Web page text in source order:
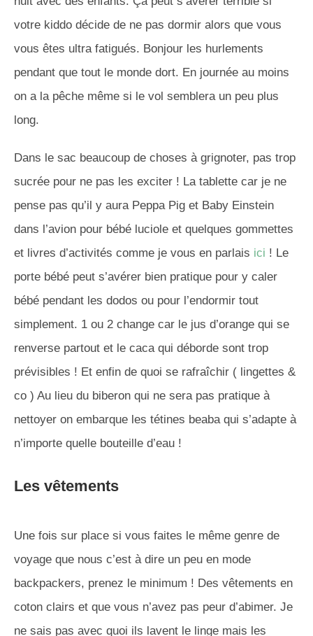
votre kiddo décide de ne pas dormir alors que vous
vous êtes ultra fatigués. Bonjour les hurlements
pendant que tout le monde dort. En journée au moins
on a la pêche même si le vol semblera un peu plus
long.
Dans le sac beaucoup de choses à grignoter, pas trop
sucrée pour ne pas les exciter ! La tablette car je ne
pense pas qu’il y aura Peppa Pig et Baby Einstein
dans l’avion pour bébé luciole et quelques gommettes
et livres d’activités comme je vous en parlais ici ! Le
porte bébé peut s’avérer bien pratique pour y caler
bébé pendant les dodos ou pour l’endormir tout
simplement. 1 ou 2 change car le jus d’orange qui se
renverse partout et le caca qui déborde sont trop
prévisibles ! Et enfin de quoi se rafraîchir ( lingettes &
co ) Au lieu du biberon qui ne sera pas pratique à
nettoyer on embarque les tétines beaba qui s’adapte à
n’importe quelle bouteille d’eau !
Les vêtements
Une fois sur place si vous faites le même genre de
voyage que nous c’est à dire un peu en mode
backpackers, prenez le minimum ! Des vêtements en
coton clairs et que vous n’avez pas peur d’abimer. Je
ne sais pas avec quoi ils lavent le linge mais les